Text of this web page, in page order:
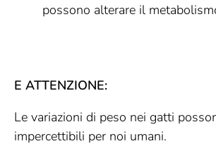
possono alterare il
E ATTENZIONE:
Le variazioni di peso nei gatti
impercettibili per noi umani.